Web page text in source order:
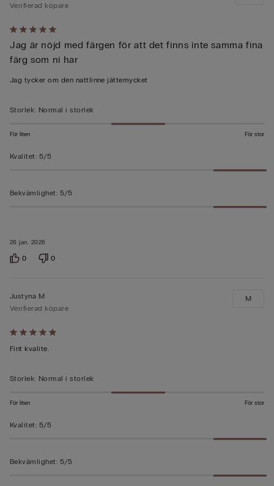
Värderad
5
av
5
26 jan. 2026
Verifierad köpare
Jag är nöjd med färgen för att det finns inte samma fina
färg som ni har
Jag tycker om den nattlinne jättemycket
Storlek: Normal i storlek
För liten För stor
Kvalitet: 5/5
Bekvämlighet: 5/5
0 0
Värderad
5
5
Justyna M
Verifierad köpare
Fint kvalite.
M
Storlek: Normal i storlek
För liten För stor
Kvalitet: 5/5
Bekvämlighet: 5/5